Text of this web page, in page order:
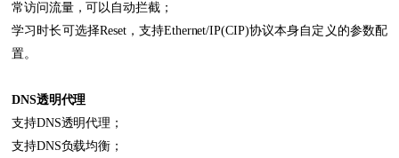
常访问流量，可以自动拦截；
学习时长可选择Reset，支持Ethernet/IP(CIP)协议本身自定义的参数配
置。
DNS透明代理
支持DNS透明代理；
支持DNS负载均衡；